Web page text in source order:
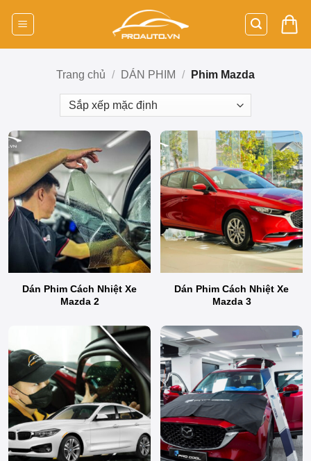
Trang chủ
/ DÁN PHIM / Phim Mazda
Dán Phim Cách Nhiệt Xe
Mazda 2
Dán Phim Cách Nhiệt Xe
Mazda 3